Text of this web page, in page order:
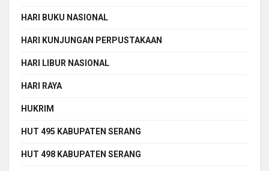
HARI BUKU NASIONAL
HARI KUNJUNGAN PERPUSTAKAAN
HARI LIBUR NASIONAL
HARI RAYA
HUKRIM
HUT 495 KABUPATEN SERANG
HUT 498 KABUPATEN SERANG